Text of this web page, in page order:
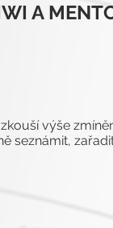
A
výše
seznámit,